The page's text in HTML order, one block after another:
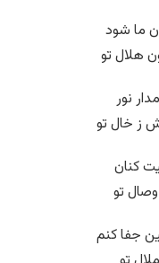
ما شود
هلال تو
نور
ز خال تو
کنان
تو
جفا کنم